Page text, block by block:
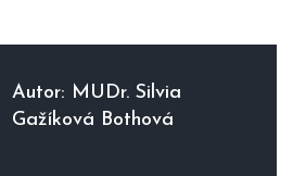
Autor: MUDr. Silvia
Gažíková Bothová